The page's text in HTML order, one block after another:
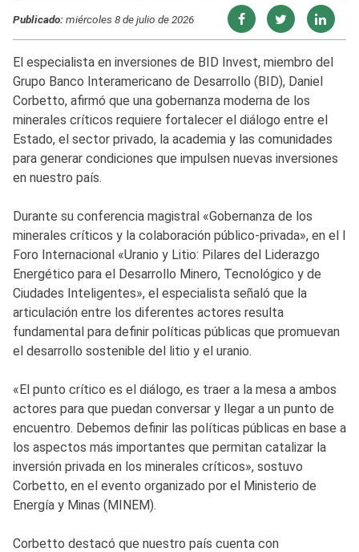
Publicado:miércoles 8 de julio de 2026
El especialista en inversiones de BID Invest, miembro del
Grupo Banco Interamericano de Desarrollo (BID), Daniel
Corbetto, afirmó que una gobernanza moderna de los
minerales críticos requiere fortalecer el diálogo entre el
Estado, el sector privado, la academia y las comunidades
para generar condiciones que impulsen nuevas inversiones
en nuestro país.
Durante su conferencia magistral «Gobernanza de los
minerales críticos y la colaboración público-privada», en el I
Foro Internacional «Uranio y Litio: Pilares del Liderazgo
Energético para el Desarrollo Minero, Tecnológico y de
Ciudades Inteligentes», el especialista señaló que la
articulación entre los diferentes actores resulta
fundamental para definir políticas públicas que promuevan
el desarrollo sostenible del litio y el uranio.
«El punto crítico es el diálogo, es traer a la mesa a ambos
actores para que puedan conversar y llegar a un punto de
encuentro. Debemos definir las políticas públicas en base a
los aspectos más importantes que permitan catalizar la
inversión privada en los minerales críticos», sostuvo
Corbetto, en el evento organizado por el Ministerio de
Energía y Minas (MINEM).
Corbetto destacó que nuestro país cuenta con